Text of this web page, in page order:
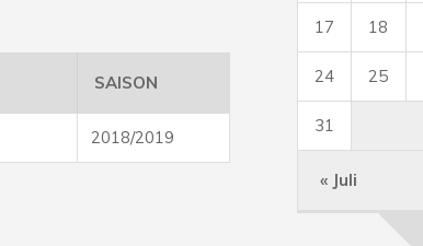
SAISON
2018/2019
« Juli
17 18
24 25
31